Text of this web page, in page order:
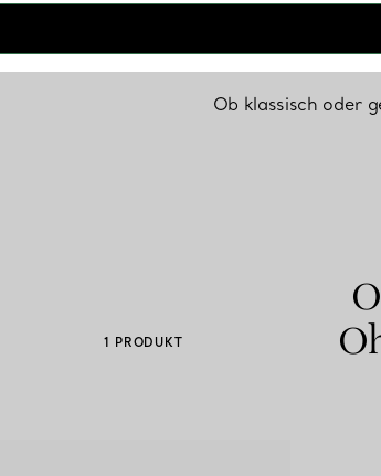
mit einem
Ob klassisch oder
1 PRODUKT